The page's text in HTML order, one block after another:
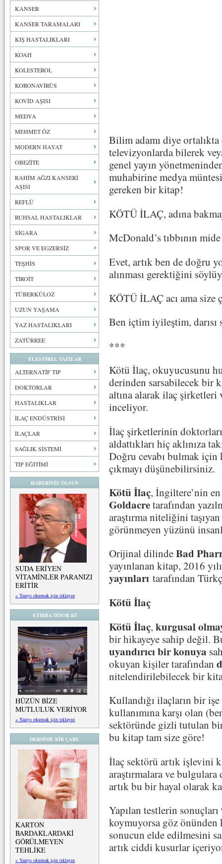
KANSER
KANSER TARAMALARI
KIŞ HASTALIKLARI
KOAH
KOLESTEROL
KORONAVİRÜS
KOVİD AŞISI
MEDYA
MEHMET ÖZ
MODERN HAYAT
OBEZİTE
RAHİM AĞZI KANSERİ
AŞISI
REFLÜ
RUHSAL HASTALIKLAR
SİGARA
SPOR VE EGZERSİZ
TEŞHİS
TİROİT
TÜBERKÜLOZ
UZUN YAŞAMA
YAZ HASTALIKLARI
ZATÜRREE
ELEŞTİREL YAZILAR
ALTERNATİF TIP
DOKTORLAR
HASTALIKLAR
İLAÇ ENDÜSTRİSİ
İLAÇLAR
SAĞLIK SİSTEMİ
TIP EĞİTİMİ
HABERİNİZ OLSUN
SUDA ERİYEN
VİTAMİNLER PARANIZI
ERİTİR
» Yazıyı okumak için tıklayın
ETİBBA DİYOR Kİ
HÜZÜN BİZE
MUTLULUK VERİYOR
» Yazıyı okumak için tıklayın
DERDİME BİR ÇARE
KARTON
BARDAKLARDAKİ
GÖRÜLMEYEN
TEHLİKE
» Yazıyı okumak için tıklayın
Bilim adamı diye
televizyonlarda bilerek
genel yayın
muhabirine medya
gereken bir kitap!
KÖTÜ İLAÇ, adına
McDonald’s tıbbının
Evet, artık ben de doğru
alınması gerektiğini
KÖTÜ İLAÇ acı ama size
Ben içtim iyileştim, darısı
***
Kötü İlaç, okuyucusunu
derinden sarsabilecek bir
altına alarak ilaç
inceliyor.
İlaç şirketlerinin doktorları
aldattıkları hiç aklınıza
Doğru cevabı bulmak için
çıkmayı düşünebilirsiniz.
Kötü İlaç, İngiltere’nin
Goldacretarafından
araştırma niteliğini
görünmeyen yüzünü
Orijinal dilindeBad
yayınlanan kitap, 2016
yayınları tarafından
Kötü İlaç
Kötü İlaç, kurgusal
bir hikayeye sahip değil.
uyandırıcı bir konuya
okuyan kişiler tarafından
nitelendirilebilecek bir
Kullandığı ilaçların bir işe
kullanımına karşı olan
sektöründe gizli tutulan
bu kitap tam size göre!
İlaç sektörü artık işlevini
araştırmalara ve bulgulara
artık bu bir hayal olarak
Yapılan testlerin sonuçları
koymuyorsa göz önünden
sonucun elde edilmesini
artık ciddi kusurlar